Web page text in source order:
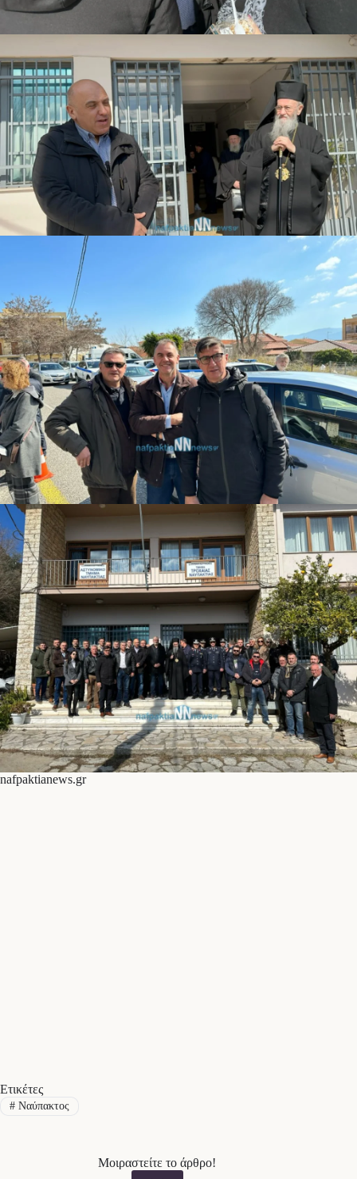
nafpaktianews.gr
Ετικέτες
#Ναύπακτος
Μοιραστείτε το άρθρο!